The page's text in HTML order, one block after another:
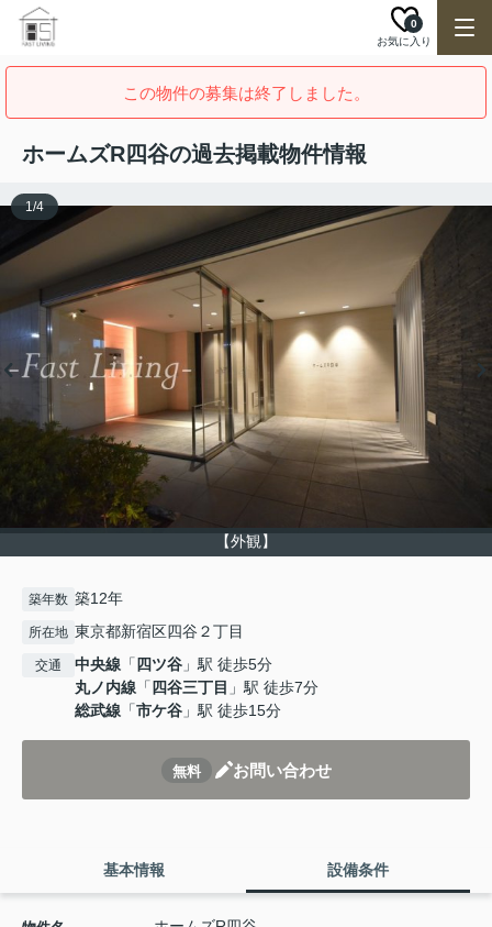
お気に入り
0
この物件の募集は終了しました。
ホームズR四谷の過去掲載物件情報
【外観】
1/4
築年数 築12年
所在地 東京都新宿区四谷２丁目
交通 中央線 「 四ツ谷 」駅 徒歩5分
丸ノ内線 「 四谷三丁目 」駅 徒歩7分
総武線 「市ケ谷 」駅 徒歩15分
無料 お問い合わせ
基本情報 設備条件